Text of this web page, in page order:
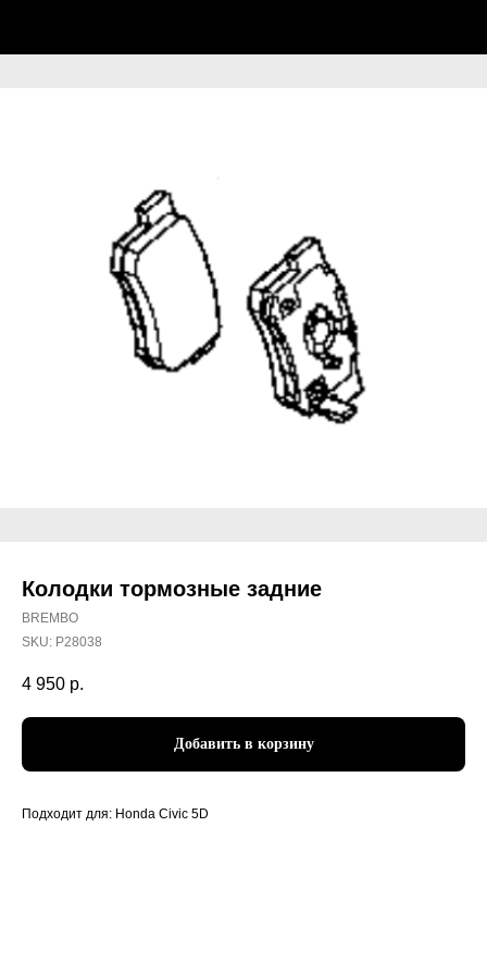
Колодки тормозные задние
BREMBO
SKU: P28038
4 950 р.
Добавить в корзину
Подходит для: Honda Civic 5D